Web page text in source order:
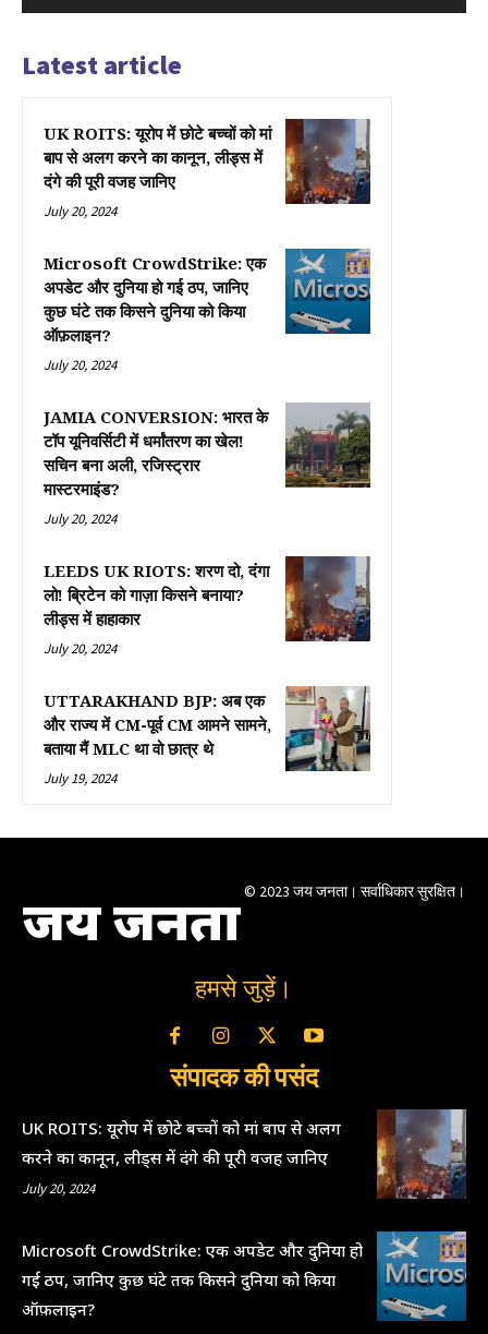
Latest article
UK ROITS: यूरोप में छोटे बच्चों को मां
बाप से अलग करने का कानून, लीड्स में
दंगे की पूरी वजह जानिए
July 20, 2024
Microsoft CrowdStrike: एक
अपडेट और दुनिया हो गई ठप, जानिए
कुछ घंटे तक किसने दुनिया को किया
ऑफ़लाइन?
July 20, 2024
JAMIA CONVERSION: भारत के
टॉप यूनिवर्सिटी में धर्मांतरण का खेल!
सचिन बना अली, रजिस्ट्रार
मास्टरमाइंड?
July 20, 2024
LEEDS UK RIOTS: शरण दो, दंगा
लो! ब्रिटेन को गाज़ा किसने बनाया?
लीड्स में हाहाकार
July 20, 2024
UTTARAKHAND BJP: अब एक
और राज्य में CM-पूर्व CM आमने सामने,
बताया मैं MLC था वो छात्र थे
July 19, 2024
जय जनता © 2023 जय जनता। सर्वाधिकार सुरक्षित।
हमसे जुड़ें।
संपादक की पसंद
UK ROITS: यूरोप में छोटे बच्चों को मां बाप से अलग
करने का कानून, लीड्स में दंगे की पूरी वजह जानिए
July 20, 2024
Microsoft CrowdStrike: एक अपडेट और दुनिया हो
गई ठप, जानिए कुछ घंटे तक किसने दुनिया को किया
ऑफ़लाइन?